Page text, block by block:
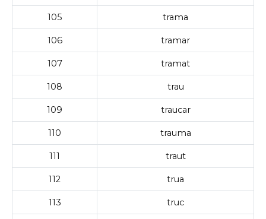
105 trama
106 tramar
107 tramat
108 trau
109 traucar
110 trauma
111 traut
112 trua
113 truc